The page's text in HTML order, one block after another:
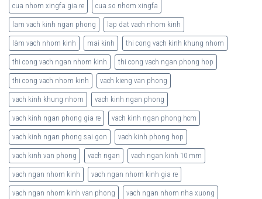
cua nhom xingfa gia re cua so nhom xingfa
lam vach kinh ngan phong lap dat vach nhom kinh
làm vach nhom kinh mai kinh thi cong vach kinh khung nhom
thi cong vach ngan nhom kinh thi cong vach ngan phong hop
thi cong vach nhom kinh vach kieng van phong
vach kinh khung nhom vach kinh ngan phong
vach kinh ngan phong gia re vach kinh ngan phong hcm
vach kinh ngan phong sai gon vach kinh phong hop
vach kinh van phong vach ngan vach ngan kinh 10 mm
vach ngan nhom kinh vach ngan nhom kinh gia re
vach ngan nhom kinh van phong vach ngan nhom nha xuong